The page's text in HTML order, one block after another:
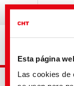
Esta página
Las cookies de